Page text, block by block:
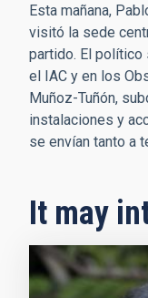
Esta mañana,
visitó la sede
partido. El
el IAC y en los
Muñoz-Tuñón,
instalaciones y
se envían tanto a
It may